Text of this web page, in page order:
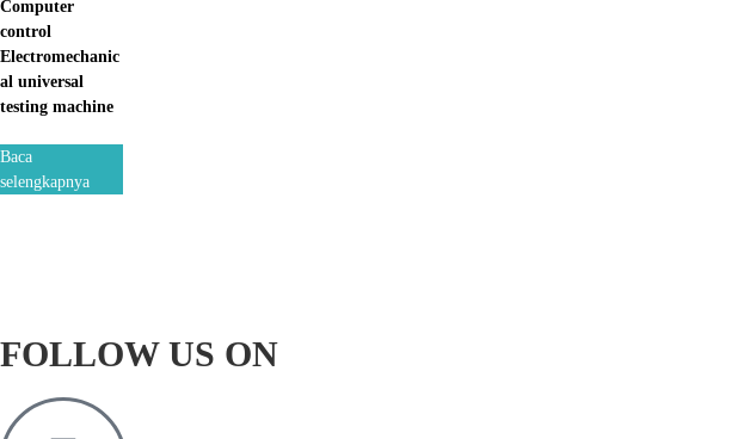
Computer
control
Electromechanic
al universal
testing machine
Baca
selengkapnya
FOLLOW US ON